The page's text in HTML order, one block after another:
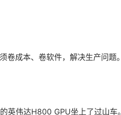
卷成本、卷软件，解决生产问题。
英伟达H800 GPU坐上了过山车。